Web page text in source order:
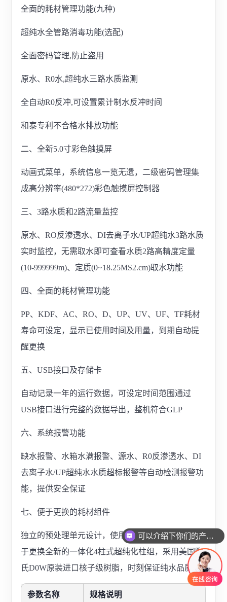
全面的耗材管理功能(九种)
超纯水全管路消毒功能(选配)
全面密码管理,防止盗用
原水、R0水,超纯水三路水质监测
全自动R0反冲,可设置累计制水反冲时间
和泰专利不合格水排放功能
二、全新5.0寸彩色触摸屏
动画式菜单，系统信息一览无遗，二级密码管理集
成高分辨率(480*272)彩色触摸屏控制器
三、3路水质和2路流量监控
原水、RO反渗透水、DI去离子水/UP超纯水3路水质
实时监控，无需取水即可查看水质2路高精度定量
(10-999999m)、定质(0~18.25MS2.cm)取水功能
四、全面的耗材管理功能
PP、KDF、AC、RO、D、UP、UV、UF、TF耗材
寿命可设定，显示已使用时间及用量，到期自动提
醒更换
五、USB接口及存储卡
自动记录一年的运行数据，可设定时间范围通过
USB接口进行完整的数据导出，整机符合GLP
六、系统报警功能
缺水报警、水箱水满报警、源水、R0反渗透水、DI
去离子水/UP超纯水水质超标报警等自动检测报警功
能，提供安全保证
七、便于更换的耗材组件
独立的预处理单元设计，使用快速插拔的接头，易
于更换全新的一体化4柱式超纯化柱组，采用美国陶
氏D0W原装进口核子级树脂，时刻保证纯水品质
参数名称 规格说明
可以介绍下你们的产品么